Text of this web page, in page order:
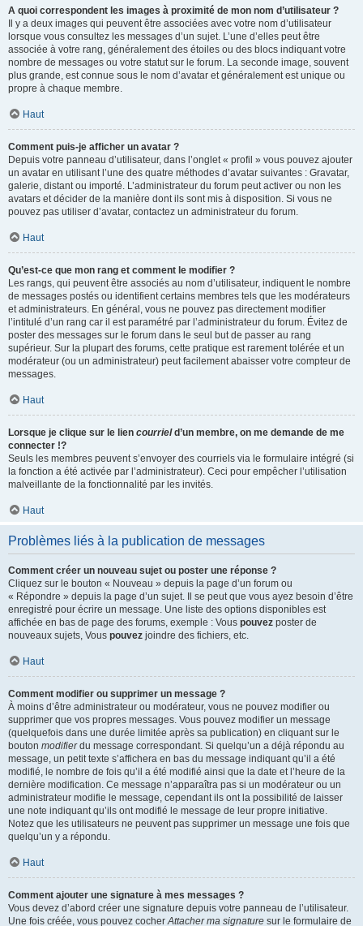
A quoi correspondent les images à proximité de mon nom d’utilisateur ?
Il y a deux images qui peuvent être associées avec votre nom d’utilisateur
lorsque vous consultez les messages d’un sujet. L’une d’elles peut être
associée à votre rang, généralement des étoiles ou des blocs indiquant votre
nombre de messages ou votre statut sur le forum. La seconde image, souvent
plus grande, est connue sous le nom d’avatar et généralement est unique ou
propre à chaque membre.
Haut
Comment puis-je afficher un avatar ?
Depuis votre panneau d’utilisateur, dans l’onglet « profil » vous pouvez ajouter
un avatar en utilisant l’une des quatre méthodes d’avatar suivantes : Gravatar,
galerie, distant ou importé. L’administrateur du forum peut activer ou non les
avatars et décider de la manière dont ils sont mis à disposition. Si vous ne
pouvez pas utiliser d’avatar, contactez un administrateur du forum.
Haut
Qu’est-ce que mon rang et comment le modifier ?
Les rangs, qui peuvent être associés au nom d’utilisateur, indiquent le nombre
de messages postés ou identifient certains membres tels que les modérateurs
et administrateurs. En général, vous ne pouvez pas directement modifier
l’intitulé d’un rang car il est paramétré par l’administrateur du forum. Évitez de
poster des messages sur le forum dans le seul but de passer au rang
supérieur. Sur la plupart des forums, cette pratique est rarement tolérée et un
modérateur (ou un administrateur) peut facilement abaisser votre compteur de
messages.
Haut
Lorsque je clique sur le lien courrield’un membre, on me demande de me
connecter !?
Seuls les membres peuvent s’envoyer des courriels via le formulaire intégré (si
la fonction a été activée par l’administrateur). Ceci pour empêcher l’utilisation
malveillante de la fonctionnalité par les invités.
Haut
Problèmes liés à la publication de messages
Comment créer un nouveau sujet ou poster une réponse ?
Cliquez sur le bouton « Nouveau » depuis la page d’un forum ou
« Répondre » depuis la page d’un sujet. Il se peut que vous ayez besoin d’être
enregistré pour écrire un message. Une liste des options disponibles est
affichée en bas de page des forums, exemple : Vous pouvez poster de
nouveaux sujets, Vous pouvez joindre des fichiers, etc.
Haut
Comment modifier ou supprimer un message ?
À moins d’être administrateur ou modérateur, vous ne pouvez modifier ou
supprimer que vos propres messages. Vous pouvez modifier un message
(quelquefois dans une durée limitée après sa publication) en cliquant sur le
bouton modifierdu message correspondant. Si quelqu’un a déjà répondu au
message, un petit texte s’affichera en bas du message indiquant qu’il a été
modifié, le nombre de fois qu’il a été modifié ainsi que la date et l’heure de la
dernière modification. Ce message n’apparaîtra pas si un modérateur ou un
administrateur modifie le message, cependant ils ont la possibilité de laisser
une note indiquant qu’ils ont modifié le message de leur propre initiative.
Notez que les utilisateurs ne peuvent pas supprimer un message une fois que
quelqu’un y a répondu.
Haut
Comment ajouter une signature à mes messages ?
Vous devez d’abord créer une signature depuis votre panneau de l’utilisateur.
Une fois créée, vous pouvez cocherAttacher ma signature sur le formulaire de